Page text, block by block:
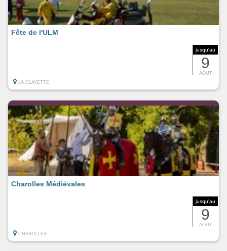
jusqu'au
9
AOUT
Fête de l'ULM
LA CLAYETTE
jusqu'au
9
AOUT
Charolles Médiévales
CHAROLLES